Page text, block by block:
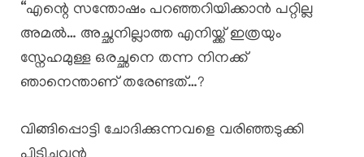
“എന്റെ സന്തോഷം പറഞ്ഞറിയിക്കാൻ പറ്റില്ല
അമൽ… അച്ഛനില്ലാത്ത എനിയ്ക്ക് ഇത്രയും
സ്നേഹമുള്ള ഒരച്ഛനെ തന്ന നിനക്ക്
ഞാനെന്താണ് തരേണ്ടത്…?
വിങ്ങിപ്പൊട്ടി ചോദിക്കുന്നവളെ വരിഞ്ഞടുക്കി